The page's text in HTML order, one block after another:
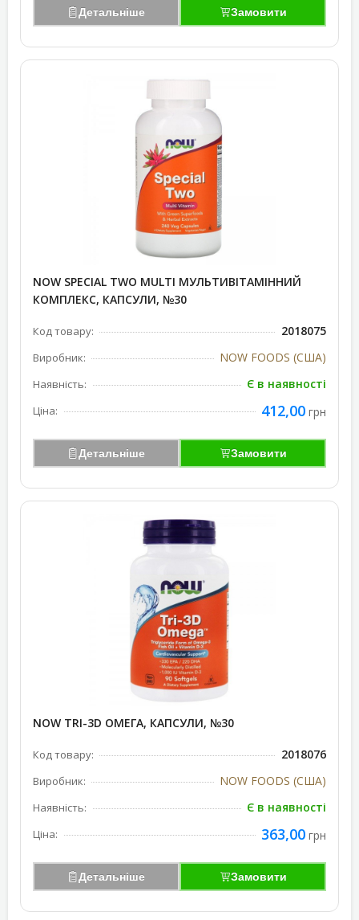
Детальніше Замовити
NOW SPECIAL TWO MULTI МУЛЬТИВІТАМІННИЙ
КОМПЛЕКС, КАПСУЛИ, №30
Код товару: 2018075
Виробник: NOW FOODS (США)
Наявність: Є в наявності
Ціна: 412,00 грн
Детальніше Замовити
NOW TRI-3D ОМЕГА, КАПСУЛИ, №30
Код товару: 2018076
Виробник: NOW FOODS (США)
Наявність: Є в наявності
Ціна: 363,00 грн
Детальніше Замовити